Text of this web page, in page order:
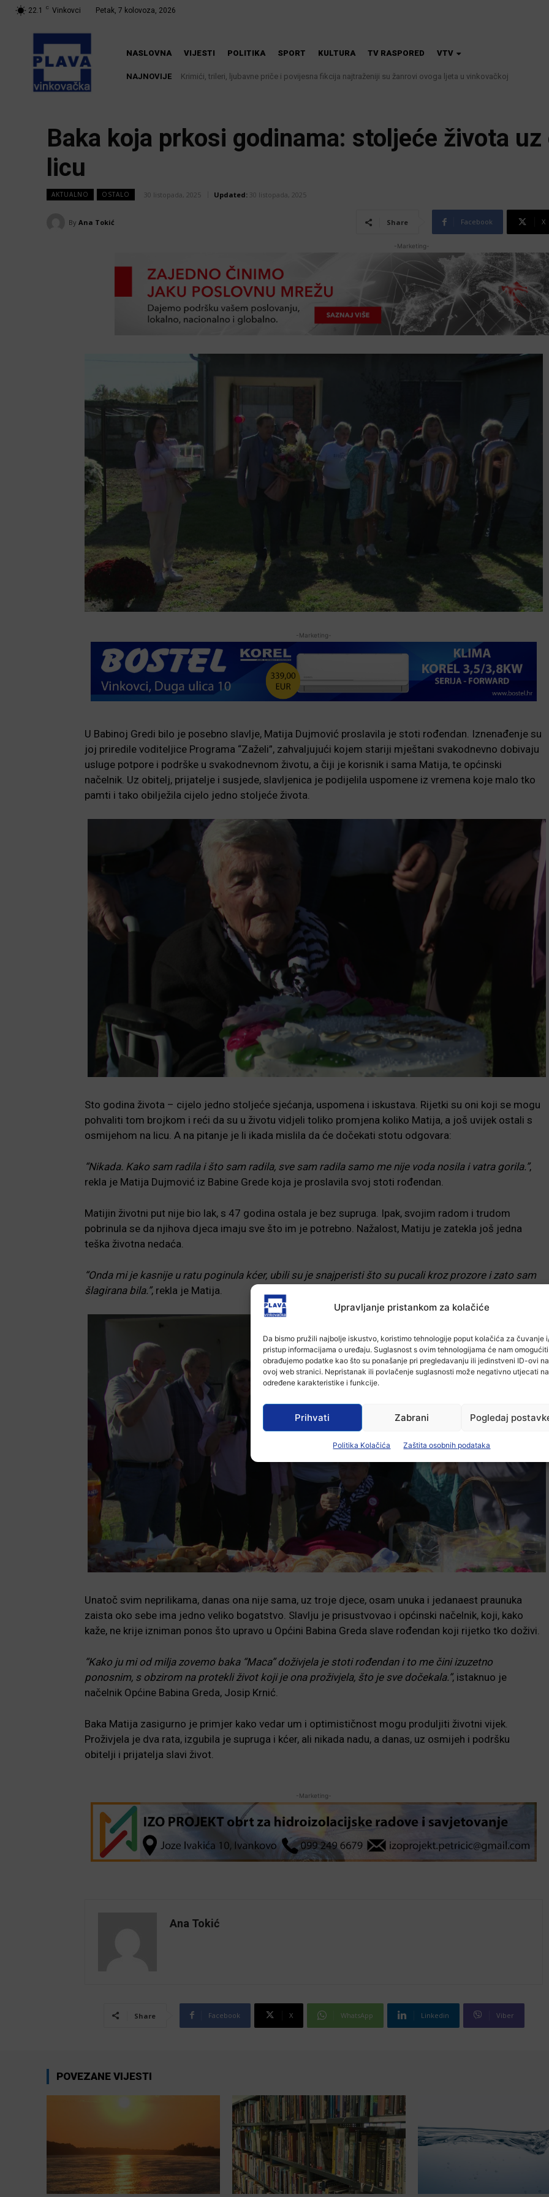
Upravljanje pristankom za kolačiće
Da bismo pružili najbolje iskustvo, koristimo tehnologije poput kolačića za čuvanje
pristup informacijama o uređaju. Suglasnost s ovim tehnologijama će nam
obrađujemo podatke kao što su ponašanje pri pregledavanju ili jedinstveni ID-ovi na
ovoj web stranici. Nepristanak ili povlačenje suglasnosti može negativno utjecati na
određene karakteristike i funkcije.
Prihvati Zabrani Pogledaj
Politika Kolačića Zaštita osobnih podataka
22.1 C Vinkovci Petak, 7 kolovoza, 2026
NASLOVNA VIJESTI POLITIKA SPORT KULTURA TV RASPORED VTV
NAJNOVIJEKrimići, trileri, ljubavne priče i povijesna fikcija najtraženiji su žanrovi ovoga ljeta u vinkovačkoj
Iz Vinkovačkog vodovoda i kanalizacije najavljuju smanjenje tlaka u vodovodnoj mreži
Baka koja prkosi godinama: stoljeće života
licu
AKTUALNO OSTALO 30 listopada, 2025 Updated: 30 listopada, 2025
By Ana Tokić Share Facebook X
-Marketing-
-Marketing-
U Babinoj Gredi bilo je posebno slavlje, Matija Dujmović proslavila je stoti rođendan. Iznenađenje su
joj priredile voditeljice Programa “Zaželi”, zahvaljujući kojem stariji mještani svakodnevno dobivaju
usluge potpore i podrške u svakodnevnom životu, a čiji je korisnik i sama Matija, te općinski
načelnik. Uz obitelj, prijatelje i susjede, slavljenica je podijelila uspomene iz vremena koje malo tko
pamti i tako obilježila cijelo jedno stoljeće života.
Sto godina života – cijelo jedno stoljeće sjećanja, uspomena i iskustava. Rijetki su oni koji se mogu
pohvaliti tom brojkom i reći da su u životu vidjeli toliko promjena koliko Matija, a još uvijek ostali s
osmijehom na licu. A na pitanje je li ikada mislila da će dočekati stotu odgovara:
“Nikada. Kako sam radila i što sam radila, sve sam radila samo me nije voda nosila i vatra gorila.”,
rekla je Matija Dujmović iz Babine Grede koja je proslavila svoj stoti rođendan.
Matijin životni put nije bio lak, s 47 godina ostala je bez supruga. Ipak, svojim radom i trudom
pobrinula se da njihova djeca imaju sve što im je potrebno. Nažalost, Matiju je zatekla još jedna
teška životna nedaća.
“Onda mi je kasnije u ratu poginula kćer, ubili su je snajperisti što su pucali kroz prozore i zato sam
šlagirana bila.”, rekla je Matija.
Unatoč svim neprilikama, danas ona nije sama, uz troje djece, osam unuka i jedanaest praunuka
zaista oko sebe ima jedno veliko bogatstvo. Slavlju je prisustvovao i općinski načelnik, koji, kako
kaže, ne krije izniman ponos što upravo u Općini Babina Greda slave rođendan koji rijetko tko doživi.
“Kako ju mi od milja zovemo baka “Maca” doživjela je stoti rođendan i to me čini izuzetno
ponosnim, s obzirom na protekli život koji je ona proživjela, što je sve dočekala.”, istaknuo je
načelnik Općine Babina Greda, Josip Krnić.
Baka Matija zasigurno je primjer kako vedar um i optimističnost mogu produljiti životni vijek.
Proživjela je dva rata, izgubila je supruga i kćer, ali nikada nadu, a danas, uz osmijeh i podršku
obitelji i prijatelja slavi život.
-Marketing-
Ana Tokić
Share Facebook X WhatsApp Linkedin Viber
POVEZANE VIJESTI